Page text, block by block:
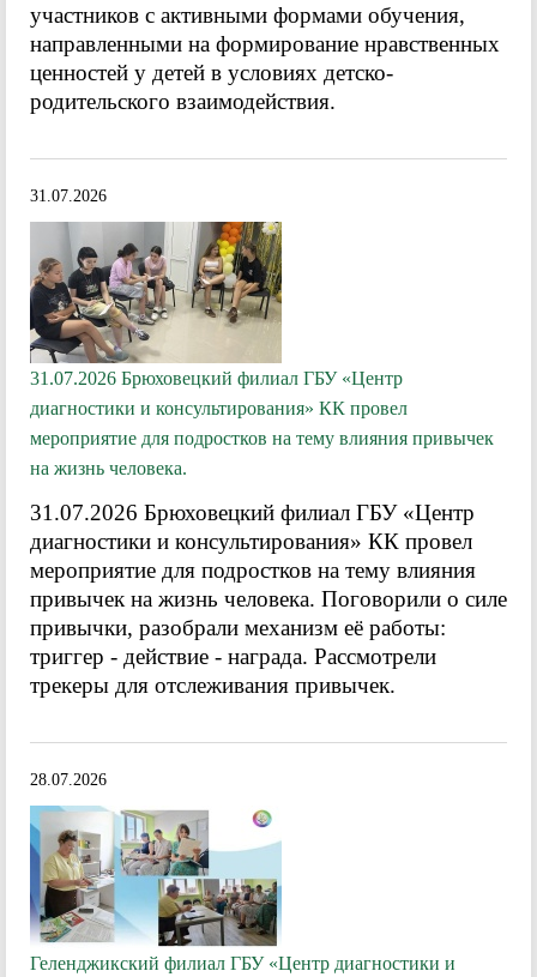
участников с активными формами обучения,
направленными на формирование нравственных
ценностей у детей в условиях детско-
родительского взаимодействия.
31.07.2026
31.07.2026 Брюховецкий филиал ГБУ «Центр
диагностики и консультирования» КК провел
мероприятие для подростков на тему влияния привычек
на жизнь человека.
31.07.2026 Брюховецкий филиал ГБУ «Центр
диагностики и консультирования» КК провел
мероприятие для подростков на тему влияния
привычек на жизнь человека. Поговорили о силе
привычки, разобрали механизм её работы:
триггер - действие - награда. Рассмотрели
трекеры для отслеживания привычек.
28.07.2026
Геленджикский филиал ГБУ «Центр диагностики и